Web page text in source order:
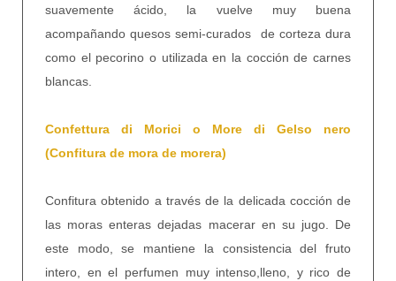
suavemente ácido, la vuelve muy buena
acompañando quesos semi-curados de corteza dura
como el pecorino o utilizada en la cocción de carnes
blancas.
Confettura di Morici o More di Gelso nero
(Confitura de mora de morera)
Confitura obtenido a través de la delicada cocción de
las moras enteras dejadas macerar en su jugo. De
este modo, se mantiene la consistencia del fruto
intero, en el perfumen muy intenso,lleno, y rico de